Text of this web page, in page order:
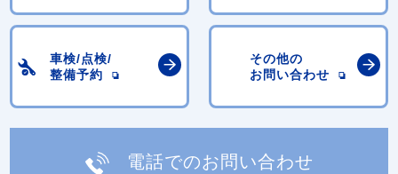
車検/点検/
整備予約
その他の
お問い合わせ
電話でのお問い合わせ